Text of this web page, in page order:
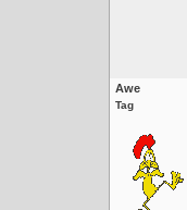
Awe
Tag